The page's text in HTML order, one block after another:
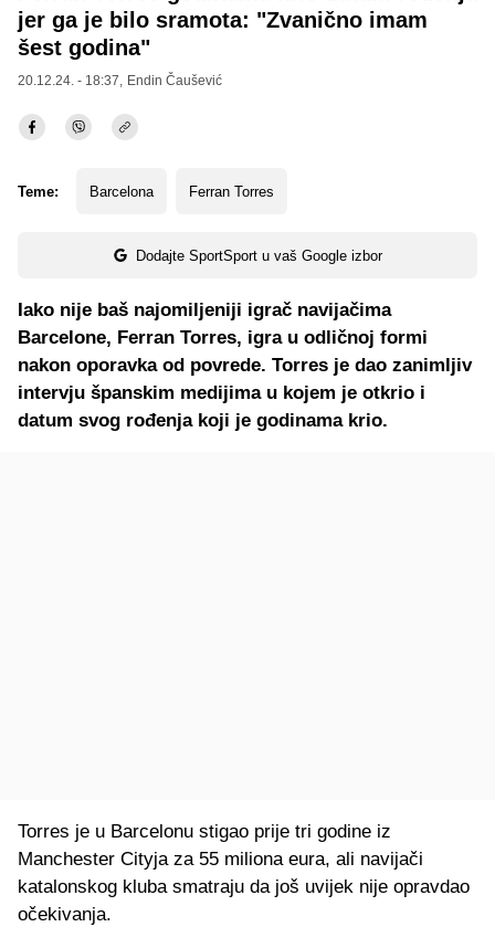
jer ga je bilo sramota: "Zvanično imam
šest godina"
20.12.24. - 18:37, Endin Čaušević
Teme: Barcelona Ferran Torres
Dodajte SportSport u vaš Google izbor
Iako nije baš najomiljeniji igrač navijačima
Barcelone, Ferran Torres, igra u odličnoj formi
nakon oporavka od povrede. Torres je dao zanimljiv
intervju španskim medijima u kojem je otkrio i
datum svog rođenja koji je godinama krio.
Torres je u Barcelonu stigao prije tri godine iz
Manchester Cityja za 55 miliona eura, ali navijači
katalonskog kluba smatraju da još uvijek nije opravdao
očekivanja.